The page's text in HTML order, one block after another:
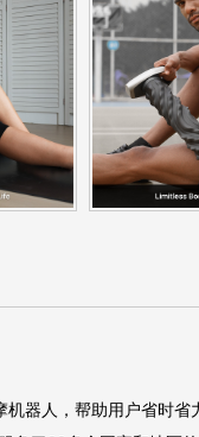
器人，帮助用户省时